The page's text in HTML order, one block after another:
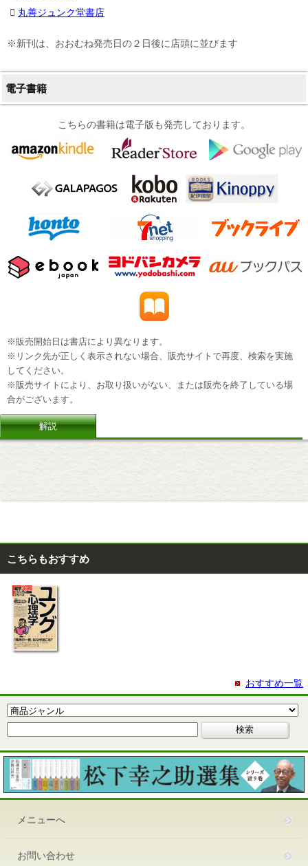
丸善ジュンク堂書店
※新刊は、おおむね発売日の２日後に店頭に並びます
電子書籍
こちらの書籍は電子版も発売しております。
※販売開始日は書店により異なります。
※リンク先が正しく表示されない場合、販売サイトで再度、検索を実施
してください。
※販売サイトにより、お取り扱いがない、または販売を終了している場
合がございます。
解説
こちらもおすすめ
おすすめ一覧
メニューへ
お問い合わせ